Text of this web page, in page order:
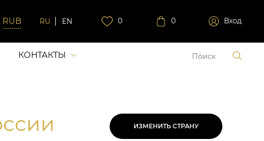
RU EN 0 0 Вход
КОНТАКТЫ
ИЗМЕНИТЬ СТРАНУ